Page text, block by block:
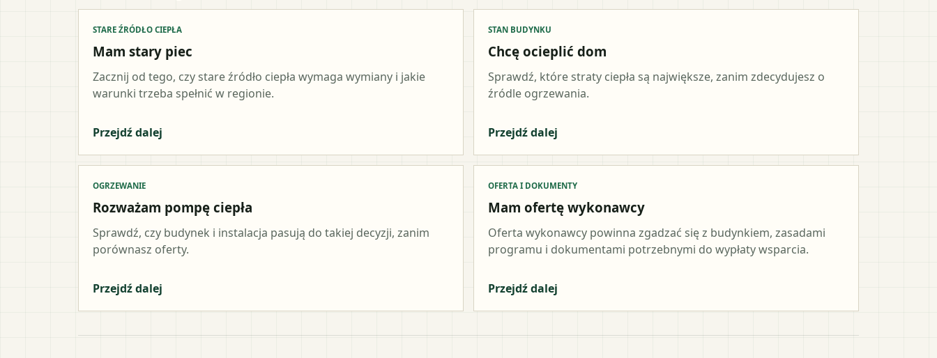
STARE ŹRÓDŁO CIEPŁA
Mam stary piec
Zacznij od tego, czy stare źródło ciepła wymaga wymiany i jakie
warunki trzeba spełnić w regionie.
Przejdź dalej
STAN BUDYNKU
Chcę ocieplić dom
Sprawdź, które straty ciepła są największe, zanim zdecydujesz o
źródle ogrzewania.
Przejdź dalej
OGRZEWANIE
Rozważam pompę ciepła
Sprawdź, czy budynek i instalacja pasują do takiej decyzji, zanim
porównasz oferty.
Przejdź dalej
OFERTA I DOKUMENTY
Mam ofertę wykonawcy
Oferta wykonawcy powinna zgadzać się z budynkiem, zasadami
programu i dokumentami potrzebnymi do wypłaty wsparcia.
Przejdź dalej